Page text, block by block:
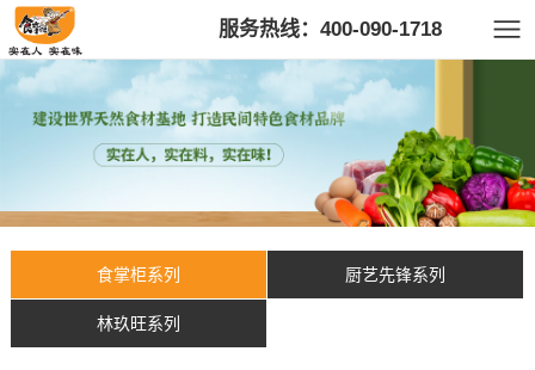
服务热线：400-090-1718
食掌柜系列 厨艺先锋系列
林玖旺系列